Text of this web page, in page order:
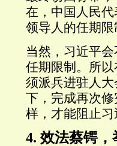
在，中国人民
领导人的任期限
当然，习近平
任期限制。所
须派兵进驻人
下，完成再次
样，才能阻止习
4. 效法蔡锷